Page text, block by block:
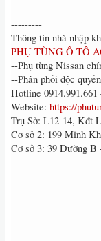
---------
Thông tin nhà nhập
PHỤ TÙNG Ô TÔ
--Phụ tùng Nissan
--Phân phối độc
Hotline 0914.991.661
Website: https://
Trụ Sở: L12-14, Kđt
Cơ sở 2: 199 Minh
Cơ sở 3: 39 Đường B